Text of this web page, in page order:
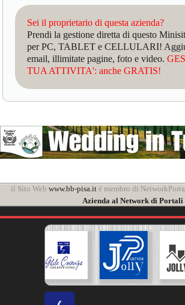
Sei il proprietario di questa azienda?
Prendi la gestione diretta di questo
per PC, TABLET e CELLULARI!
email, illimitate pagine, foto e video.
TUA ATTIVITA': anche GRATIS!
il Sito Web www.bb-pisa.it è membro di
Azienda al Network di Portali